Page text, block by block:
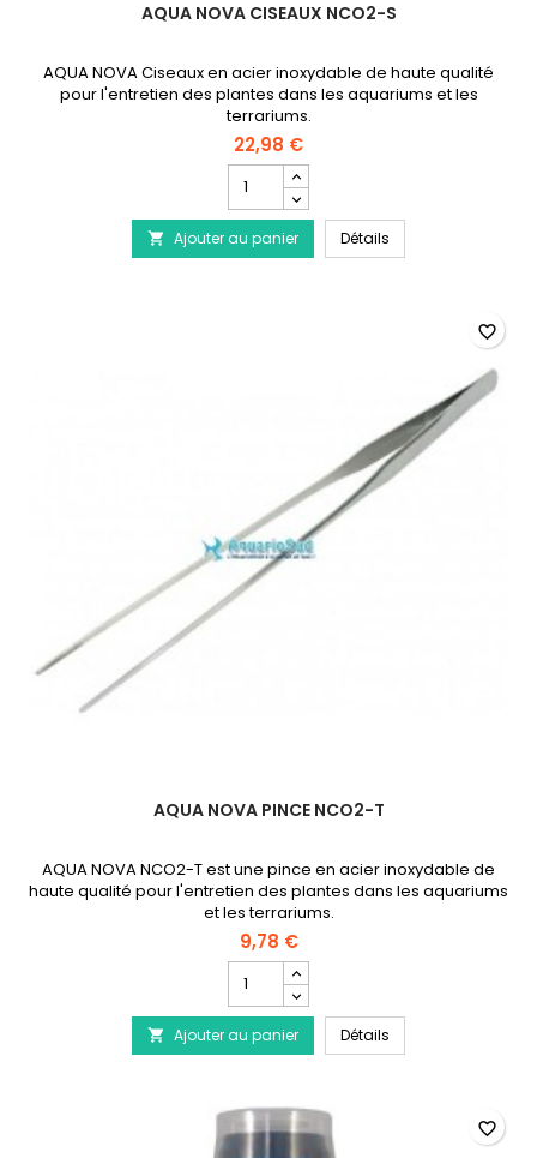
AQUA NOVA CISEAUX NCO2-S
AQUA NOVA Ciseaux en acier inoxydable de haute qualité
pour l'entretien des plantes dans les aquariums et les
terrariums.
22,98 €
quantité
du
produit
AQUA
 Ajouter au panier Détails
AQUA NOVA PINCE NCO2-T
AQUA NOVA NCO2-T est une pince en acier inoxydable de
haute qualité pour l'entretien des plantes dans les aquariums
et les terrariums.
9,78 €
quantité
du
produit
AQUA
Pince
NCO2-
 Ajouter au panier Détails
favorite_border
favorite_border